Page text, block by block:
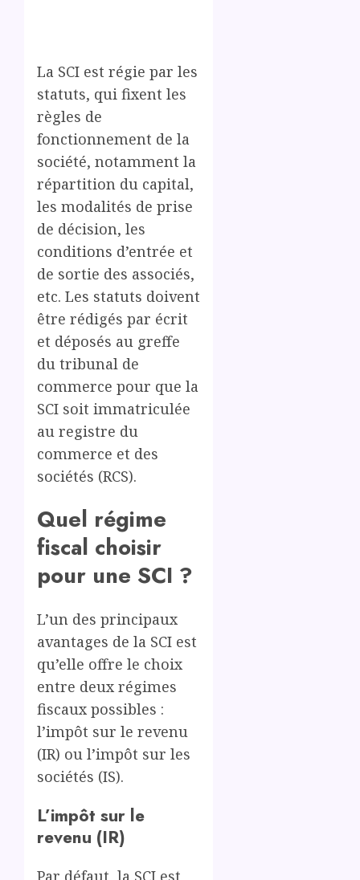
La SCI est régie par les
statuts, qui fixent les
règles de
fonctionnement de la
société, notamment la
répartition du capital,
les modalités de prise
de décision, les
conditions d’entrée et
de sortie des associés,
etc. Les statuts doivent
être rédigés par écrit
et déposés au greffe
du tribunal de
commerce pour que la
SCI soit immatriculée
au registre du
commerce et des
sociétés (RCS).
Quel régime
fiscal choisir
pour une SCI ?
L’un des principaux
avantages de la SCI est
qu’elle offre le choix
entre deux régimes
fiscaux possibles :
l’impôt sur le revenu
(IR) ou l’impôt sur les
sociétés (IS).
L’impôt sur le
revenu (IR)
Par défaut, la SCI est